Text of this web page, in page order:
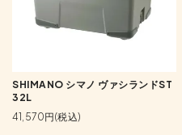
SHIMANO シマノ ヴァシランドST
32L
41,570円(税込)